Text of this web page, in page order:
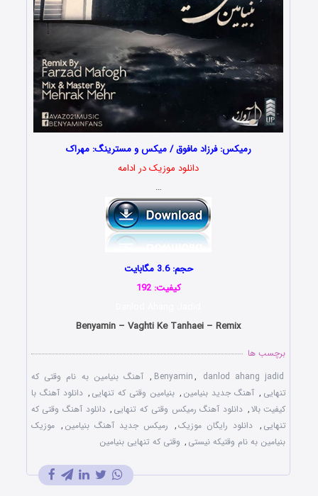
رمیکس: فرزاد مافوق / میکس و مسترینگ: مهراک
دانلود موزیک در ادامه
…
حجم: 3.6 مگابایت
کیفیت: 192
Benyamin – Vaghti Ke Tanhaei – Remix
برچسب ها
Benyamin, danlod ahang jadid
, آهنگ بنیامین به نام وقتی که
تنهایی , آهنگ جدید بنیامین , بنیامین وقتی که تنهایی , دانلود آهنگ با
کیفیت بالا, دانلود آهنگ رمیکس وقتی که تنهایی , دانلود آهنگ وقتی که
تنهایی , دانلود رایگان موزیک, رمیکس جدید آهنگ بنیامین , موزیک
بنیامین به نام وقتیکه نیستی , وقتی که تنهایی بنیامین